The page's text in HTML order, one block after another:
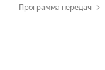
Программа передач